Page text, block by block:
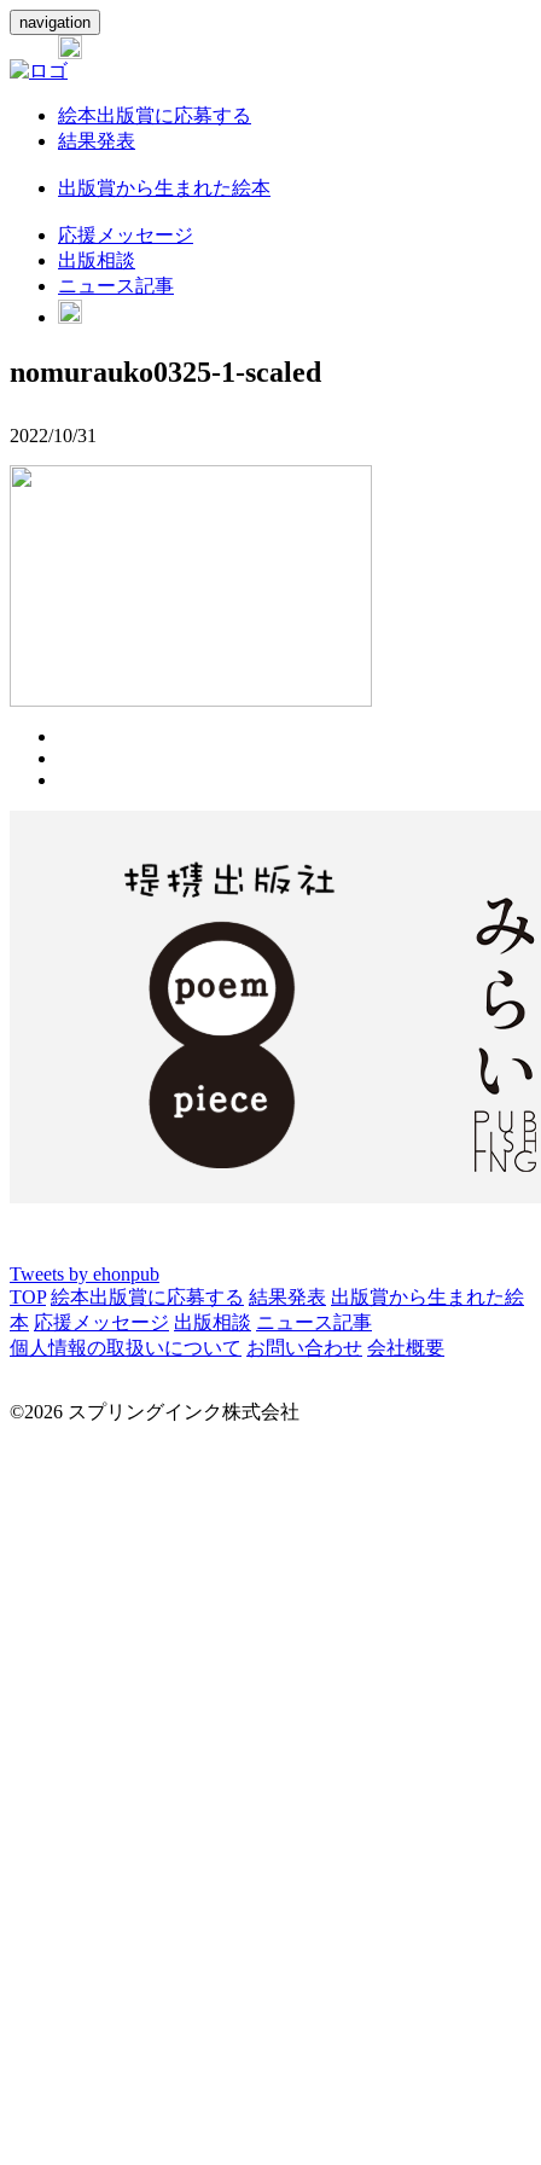
navigation
絵本出版賞に応募する
結果発表
出版賞から生まれた絵本
応援メッセージ
出版相談
ニュース記事
nomurauko0325-1-scaled
2022/10/31
Tweets by ehonpub
TOP 絵本出版賞に応募する 結果発表 出版賞から生まれた絵
本 応援メッセージ 出版相談 ニュース記事
個人情報の取扱いについて お問い合わせ 会社概要
©2026 スプリングインク株式会社